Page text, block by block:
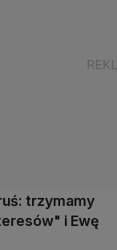
trzymamy
i Ewę